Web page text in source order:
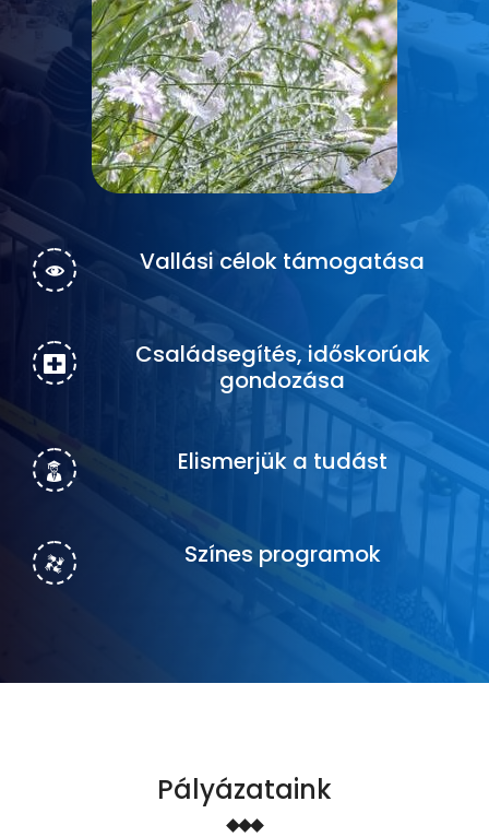
Vallási célok támogatása
Családsegítés, időskorúak
gondozása
Elismerjük a tudást
Színes programok
Pályázataink